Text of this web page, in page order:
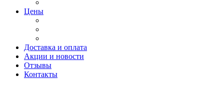
Цены
Доставка и оплата
Акции и новости
Отзывы
Контакты